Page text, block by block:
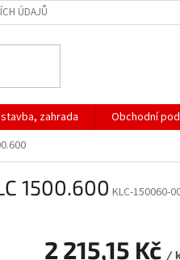
ÚDAJŮ
zahrada Obchodní
1500.600 KLC-150060-
2 215,15 Kč /